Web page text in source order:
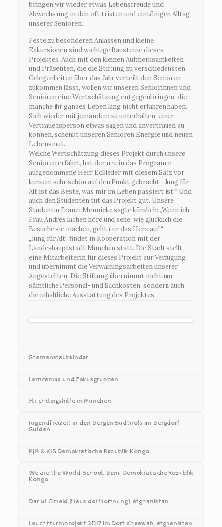
bringen wir wieder etwas Lebensfreude und
Abwechslung in den oft tristen und eintönigen Alltag
unserer Senioren.
Feste zu besonderen Anlässen und kleine
Exkursionen sind wichtige Bausteine dieses
Projektes. Auch mit den kleinen Aufmerksamkeiten
und Präsenten, die die Stiftung zu verschiedensten
Gelegenheiten über das Jahr verteilt den Senioren
zukommen lässt, wollen wir unseren Seniorinnen und
Senioren eine Wertschätzung entgegenbringen, die
manche ihr ganzes Leben lang nicht erfahren haben.
Sich wieder mit jemandem zu unterhalten, einer
Vertrauensperson etwas sagen und anvertrauen zu
können, schenkt unseren Senioren Energie und neuen
Lebensmut.
Welche Wertschätzung dieses Projekt durch unsere
Senioren erfährt, hat der neu in das Programm
aufgenommene Herr Eckleder mit diesem Satz vor
kurzem sehr schön auf den Punkt gebracht: „Jung für
Alt ist das Beste, was mir im Leben passiert ist!“ Und
auch den Studenten tut das Projekt gut. Unsere
Studentin Franzi Mennicke sagte kürzlich: „Wenn ich
Frau Andres lachen höre und sehe, wie glücklich die
Besuche sie machen, geht mir das Herz auf!“
„Jung für Alt“ findet in Kooperation mit der
Landeshauptstadt München statt. Die Stadt stellt
eine Mitarbeiterin für dieses Projekt zur Verfügung
und übernimmt die Verwaltungsarbeiten unserer
Angestellten. Die Stiftung übernimmt nicht nur
sämtliche Personal- und Sachkosten, sondern auch
die inhaltliche Ausstattung des Projektes.
Sternenstaubkinder
Lerncamps und Fokusgruppen
Flüchtlingshilfe in München
Jugendfreizeit in den Bergen Südtirols im Bergdorf
Sulden
PJB & KIS Demokratische Republik Kongo
We are the World School, Beni, Demokratische Republik
Kongo
Dar ul Omeid (Haus der Hoffnung), Afghanistan
Leuchtturmprojekt 2017 im Dorf Kheewah, Afghanistan